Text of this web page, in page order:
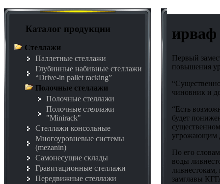
Каталог продукции
Стеллажи
Паллетные стеллажи
Глубинные набивные стеллажи
“Drive-in pallet racking”
Полочные стеллажи
Полочные стеллажи
Полочные стеллажи
"Minirack"
Стеллажи консольные
Многоуровневые системы
(mezanin)
Самонесущие склады
Гравитационные стеллажи
Передвижные стеллажи
ирваф
Первый
повышения
чиновник и
“Есть
будет
угрожающим
По его
воды
замглавы